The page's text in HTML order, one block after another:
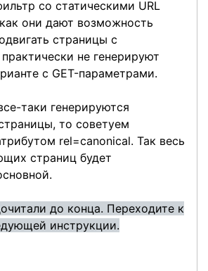
со статическими URL
они дают возможность
страницы с
не генерируют
с GET-параметрами.
таки генерируются
то советуем
rel=canonical. Так весь
страниц будет
до конца. Переходите к
инструкции.